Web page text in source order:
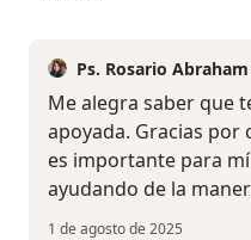
Ps. Rosario
Me alegra saber que
apoyada. Gracias
es importante para
ayudando de la
1 de agosto de 2025